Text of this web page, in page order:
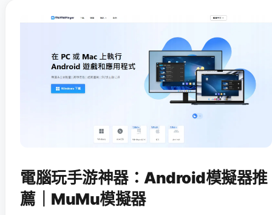
電腦玩手游神器：Android模擬器推
薦｜MuMu模擬器